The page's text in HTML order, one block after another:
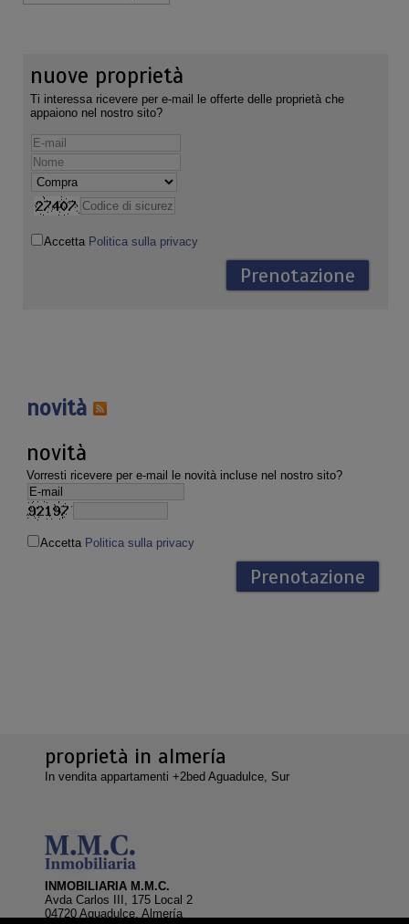
nuove proprietà
Ti interessa ricevere per e-mail le offerte delle proprietà che
appaiono nel nostro sito?
Accetta Politica sulla privacy
novità
novità
Vorresti ricevere per e-mail le novità incluse nel nostro sito?
Accetta Politica sulla privacy
proprietà in almería
In vendita appartamenti +2bed Aguadulce, Sur
INMOBILIARIA M.M.C.
Avda Carlos III, 175 Local 2
04720 Aguadulce, Almería